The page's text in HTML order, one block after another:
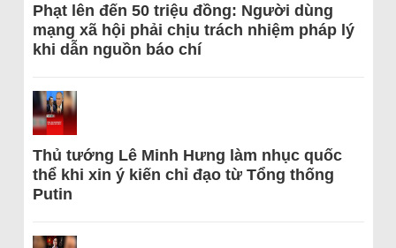
Phạt lên đến 50 triệu đồng: Người dùng
mạng xã hội phải chịu trách nhiệm pháp lý
khi dẫn nguồn báo chí
Thủ tướng Lê Minh Hưng làm nhục quốc
thể khi xin ý kiến chỉ đạo từ Tổng thống
Putin